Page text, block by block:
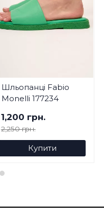
Шльопанці Fabio
Monelli 177234
1,200 грн.
2,250 грн.
Купити